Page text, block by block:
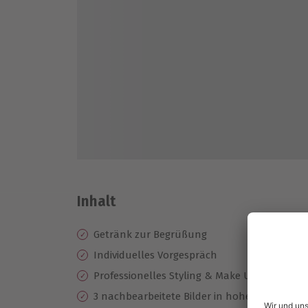
Inhalt
Getränk zur Begrüßung
Individuelles Vorgespräch
Professionelles Styling & Make Up
3 nachbearbeitete Bilder in hoher